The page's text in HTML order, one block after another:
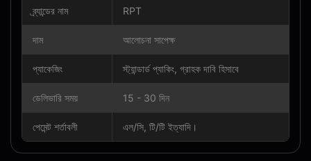
ব্র্যান্ডের নাম RPT
দাম আলোচনা সাপেক্ষ
প্যাকেজিং স্ট্যান্ডার্ড প্যাকিং, গ্রাহক দাবি হিসাবে
ডেলিভারি সময় 15 - 30 দিন
পেমেন্ট শর্তাবলী এল/সি, টি/টি ইত্যাদি।